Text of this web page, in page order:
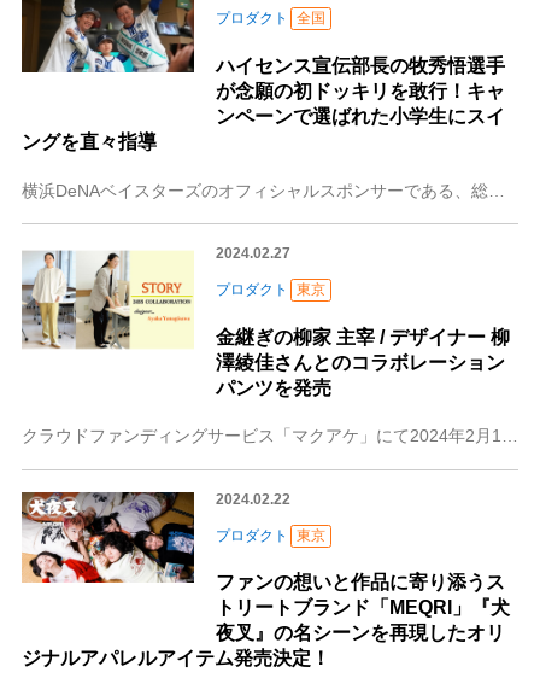
プロダクト 全国
ハイセンス宣伝部長の牧秀悟選手
が念願の初ドッキリを敢行！キャ
ンペーンで選ばれた小学生にスイ
ングを直々指導
2024.02.27
プロダクト 東京
金継ぎの柳家 主宰 / デザイナー 柳
澤綾佳さんとのコラボレーション
パンツを発売
クラウドファンディングサービス「マクアケ」にて2024年2月16日より販売開始株式会社コスギ（本社：東京都中央区/ 代表取締役社長：小杉佐太郎）が運営するパンツ
2024.02.22
プロダクト 東京
ファンの想いと作品に寄り添うス
トリートブランド「MEQRI」『犬
夜叉』の名シーンを再現したオリ
ジナルアパレルアイテム発売決定！